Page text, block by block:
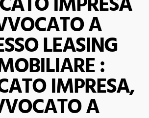
A
LEASING
:
IMPRESA,
A